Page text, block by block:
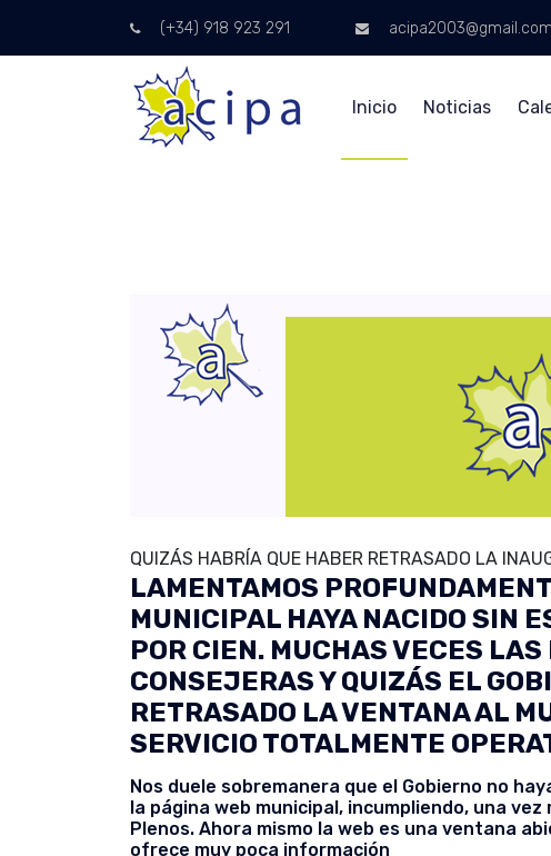
(+34) 918 923 291 acipa2003@gmail.com
Inicio Noticias
QUIZÁS HABRÍA QUE HABER RETRASADO LA
LAMENTAMOS
MUNICIPAL HAYA NACIDO SIN
POR CIEN. MUCHAS VECES
CONSEJERAS Y QUIZÁS EL
RETRASADO LA VENTANA AL
SERVICIO TOTALMENTE
Nos duele sobremanera que el Gobierno no
la página web municipal, incumpliendo, una
Plenos. Ahora mismo la web es una ventana
ofrece muy poca información